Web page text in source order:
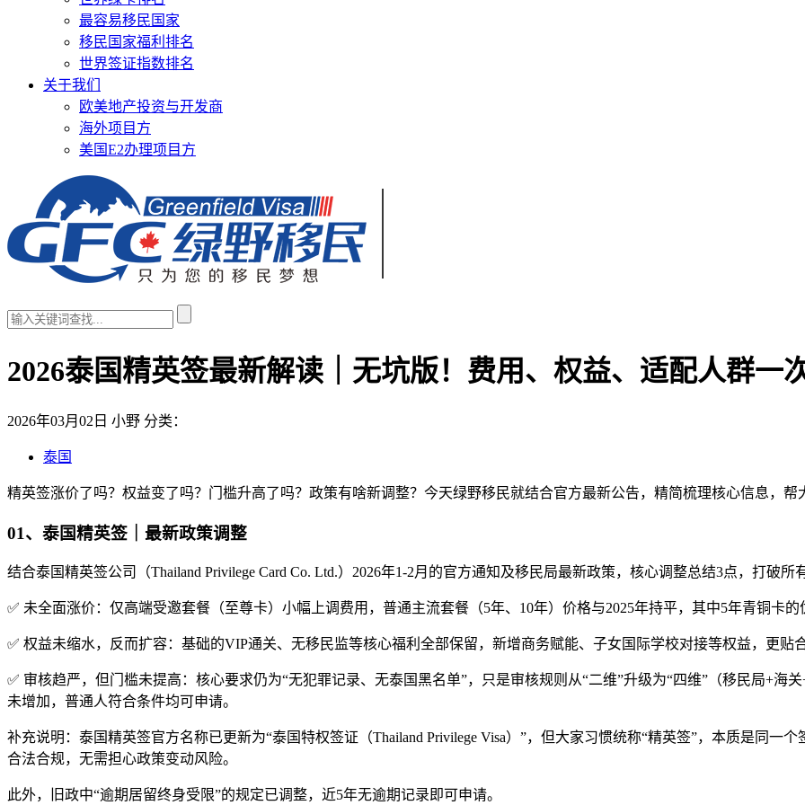
最容易移民国家
移民国家福利排名
世界签证指数排名
关于我们
欧美地产投资与开发商
海外项目方
美国E2办理项目方
2026泰国精英签最新解读｜无坑版！费用、权益、适配人群一
2026年03月02日 小野 分类：
泰国
精英签涨价了吗？权益变了吗？门槛升高了吗？政策有啥新调整？今天绿野移民就结合官方最新公告，精简梳理核心信息，帮
01、泰国精英签｜最新政策调整
结合泰国精英签公司（Thailand Privilege Card Co. Ltd.）2026年1-2月的官方通知及移民局最新政策，核心调整总结3点，打破
✅ 未全面涨价：仅高端受邀套餐（至尊卡）小幅上调费用，普通主流套餐（5年、10年）价格与2025年持平，其中5年青铜卡
✅ 权益未缩水，反而扩容：基础的VIP通关、无移民监等核心福利全部保留，新增商务赋能、子女国际学校对接等权益，更贴
✅ 审核趋严，但门槛未提高：核心要求仍为“无犯罪记录、无泰国黑名单”，只是审核规则从“二维”升级为“四维”（移民局+海
未增加，普通人符合条件均可申请。
补充说明：泰国精英签官方名称已更新为“泰国特权签证（Thailand Privilege Visa）”，但大家习惯统称“精英签”，本质是同一
合法合规，无需担心政策变动风险。
此外，旧政中“逾期居留终身受限”的规定已调整，近5年无逾期记录即可申请。